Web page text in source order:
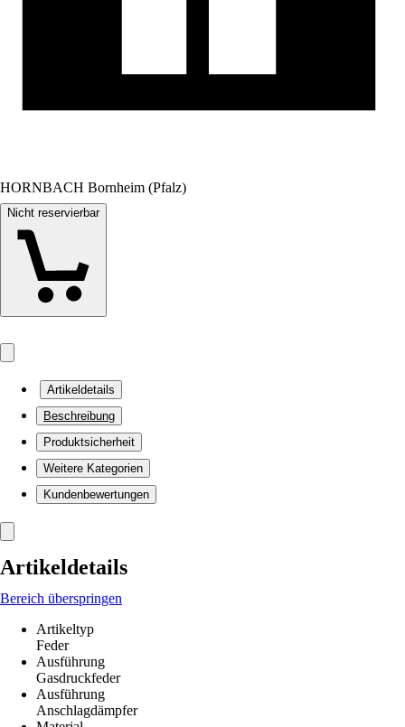
HORNBACH Bornheim (Pfalz)
Nicht reservierbar
Artikeldetails
Beschreibung
Produktsicherheit
Weitere Kategorien
Kundenbewertungen
Artikeldetails
Bereich überspringen
Artikeltyp
Feder
Ausführung
Gasdruckfeder
Ausführung
Anschlagdämpfer